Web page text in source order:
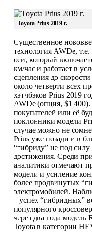
Toyota Prius 2019 г.
Существенное
технология AWDe, т.е.
оси, который
км/час и работает в
сцепления до
около четверти всех
хэтчбэков Prius 2019
AWDe (опция, $1
покупателей или её
поклонники модели
случае можно не
Prius уже позади и в
“гибриду” не под
достижения. Среди
аналитики отмечают
модели и усиление
более продвинутых
электромобилей.
– успех “гибридных”
популярного
через два года модель
Toyota в категории